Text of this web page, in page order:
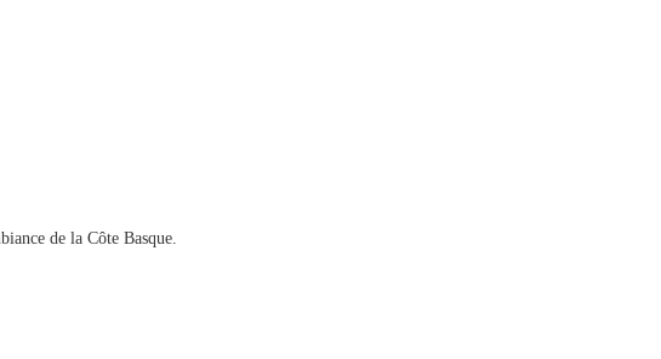
de la Côte Basque.